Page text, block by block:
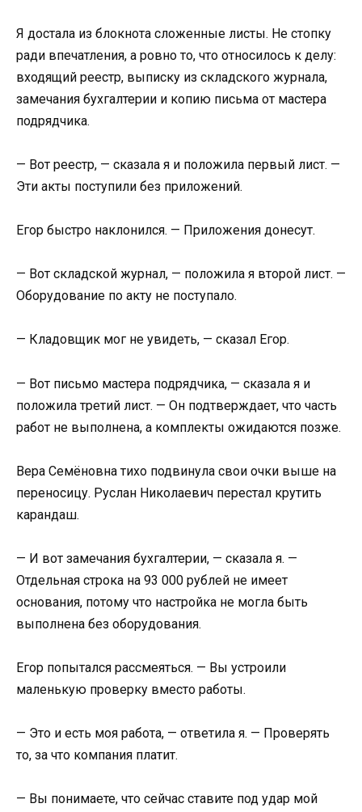
Я достала из блокнота сложенные листы. Не стопку
ради впечатления, а ровно то, что относилось к делу:
входящий реестр, выписку из складского журнала,
замечания бухгалтерии и копию письма от мастера
подрядчика.
— Вот реестр, — сказала я и положила первый лист. —
Эти акты поступили без приложений.
Егор быстро наклонился. — Приложения донесут.
— Вот складской журнал, — положила я второй лист. —
Оборудование по акту не поступало.
— Кладовщик мог не увидеть, — сказал Егор.
— Вот письмо мастера подрядчика, — сказала я и
положила третий лист. — Он подтверждает, что часть
работ не выполнена, а комплекты ожидаются позже.
Вера Семёновна тихо подвинула свои очки выше на
переносицу. Руслан Николаевич перестал крутить
карандаш.
— И вот замечания бухгалтерии, — сказала я. —
Отдельная строка на 93 000 рублей не имеет
основания, потому что настройка не могла быть
выполнена без оборудования.
Егор попытался рассмеяться. — Вы устроили
маленькую проверку вместо работы.
— Это и есть моя работа, — ответила я. — Проверять
то, за что компания платит.
— Вы понимаете, что сейчас ставите под удар мой